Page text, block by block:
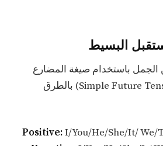
البسيط
باستخدام صيغة المضارع
المستمر البسيط (Simple Future Tense) بالطرق
I/You/He/She/It/ We/